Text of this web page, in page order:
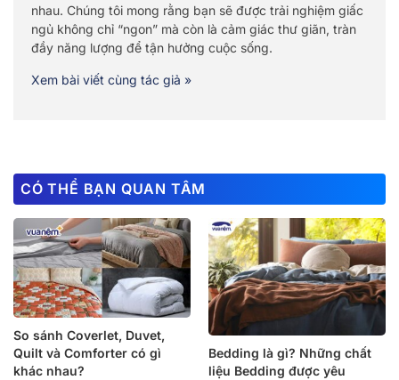
nhau. Chúng tôi mong rằng bạn sẽ được trải nghiệm giấc
ngủ không chỉ “ngon” mà còn là cảm giác thư giãn, tràn
đầy năng lượng để tận hưởng cuộc sống.
Xem bài viết cùng tác giả »
CÓ THỂ BẠN QUAN TÂM
So sánh Coverlet, Duvet,
Quilt và Comforter có gì
khác nhau?
Bedding là gì? Những chất
liệu Bedding được yêu